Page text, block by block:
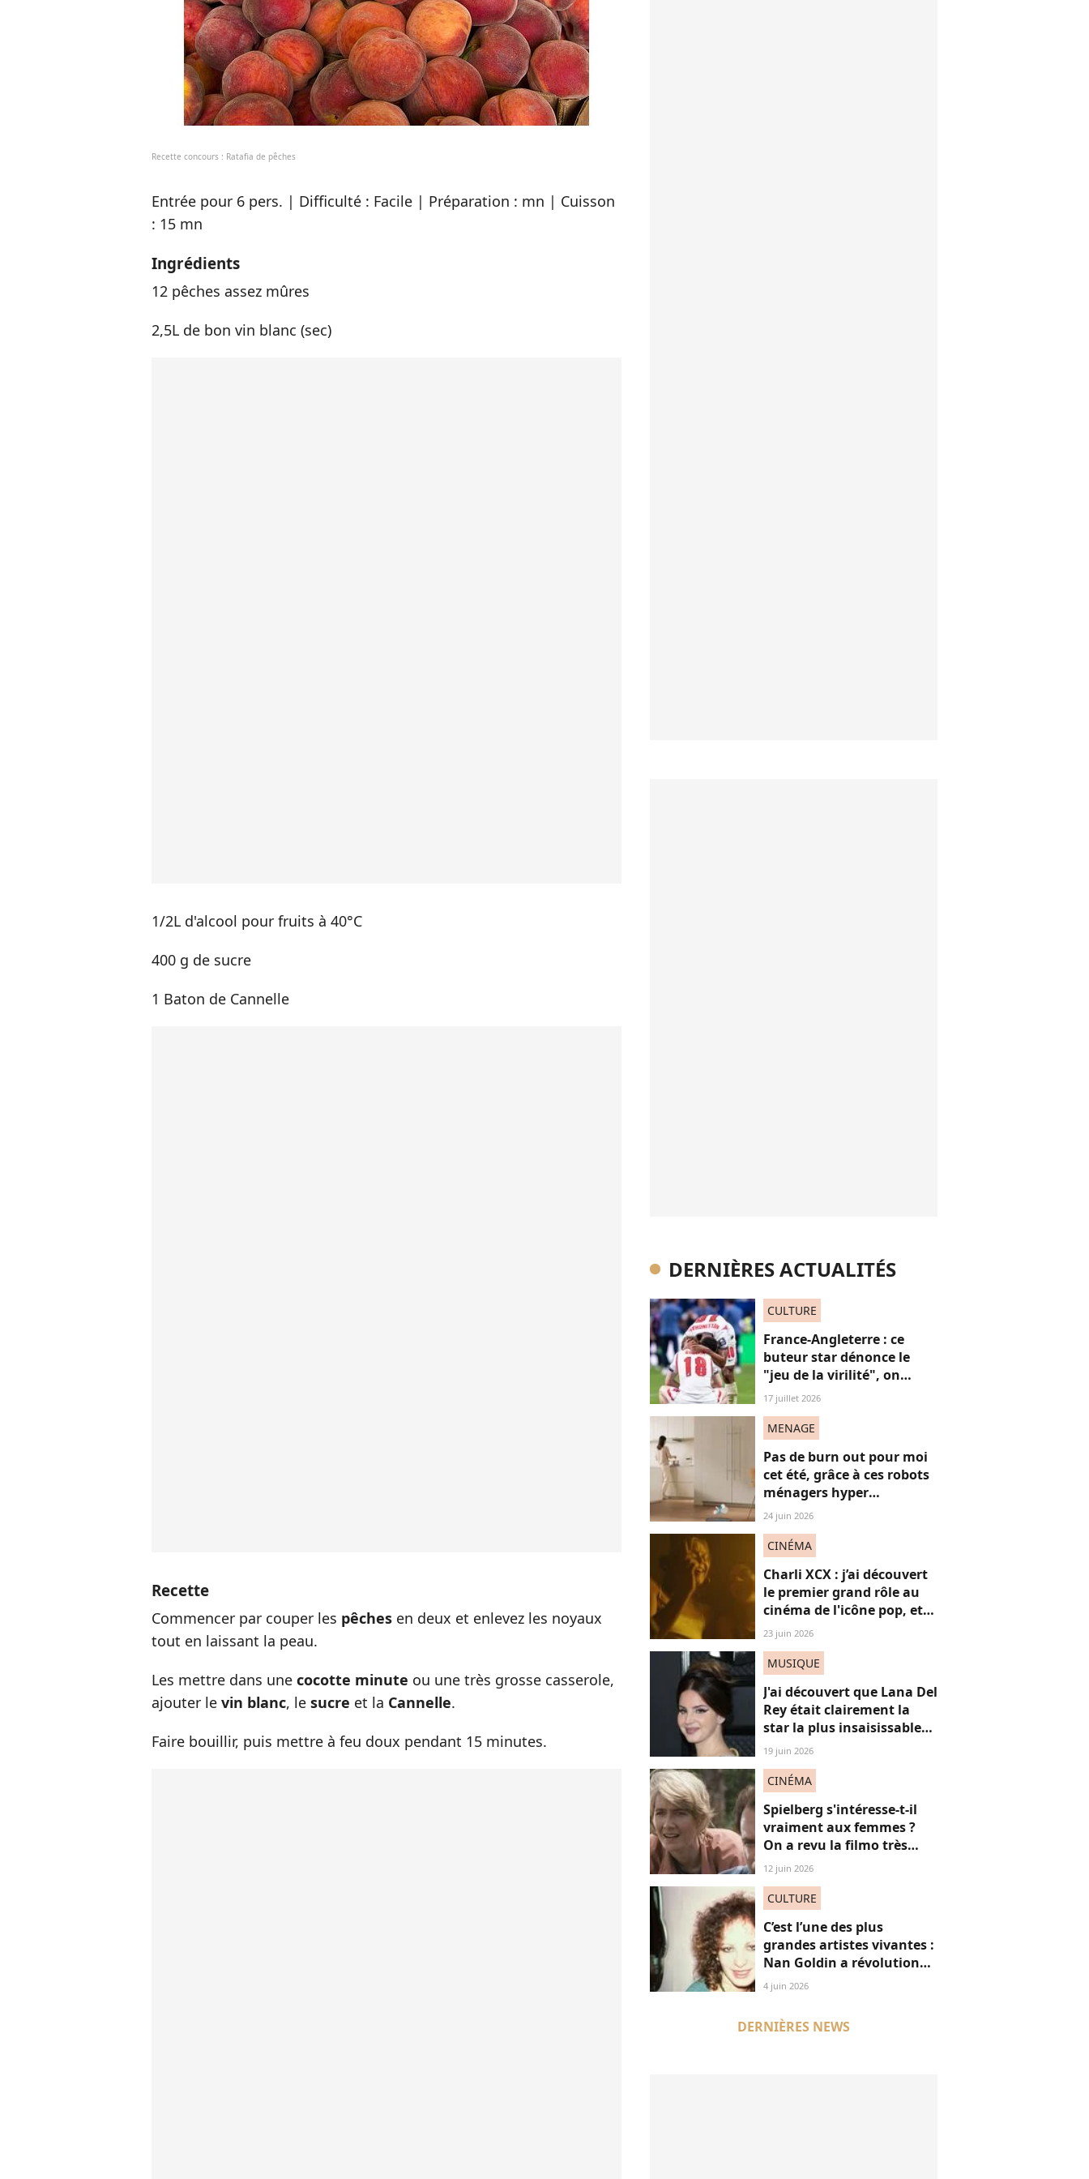
Recette concours : Ratafia de pêches
Entrée pour 6 pers. | Difficulté : Facile | Préparation : mn | Cuisson
: 15 mn
Ingrédients
12 pêches assez mûres
2,5L de bon vin blanc (sec)
1/2L d'alcool pour fruits à 40°C
400 g de sucre
1 Baton de Cannelle
Recette
Commencer par couper les pêches en deux et enlevez les noyaux
tout en laissant la peau.
Les mettre dans une cocotte minute ou une très grosse casserole,
ajouter le vin blanc, le sucre et la Cannelle.
Faire bouillir, puis mettre à feu doux pendant 15 minutes.
DERNIÈRES ACTUALITÉS
CULTURE
France-Angleterre : ce
buteur star dénonce le
"jeu de la virilité", on
décrypte ses mots pas très
"frères Gallagher"
17 juillet 2026
MENAGE
Pas de burn out pour moi
cet été, grâce à ces robots
ménagers hyper
performants
24 juin 2026
CINÉMA
Charli XCX : j’ai découvert
le premier grand rôle au
cinéma de l'icône pop, et
c'est un vrai OVNI
23 juin 2026
MUSIQUE
J'ai découvert que Lana Del
Rey était clairement la
star la plus insaisissable
de la pop, et voici
pourquoi
19 juin 2026
CINÉMA
Spielberg s'intéresse-t-il
vraiment aux femmes ?
On a revu la filmo très
masculine du maestro
12 juin 2026
CULTURE
C’est l’une des plus
grandes artistes vivantes :
Nan Goldin a révolutionné
mon regard, voici
pourquoi
4 juin 2026
DERNIÈRES NEWS